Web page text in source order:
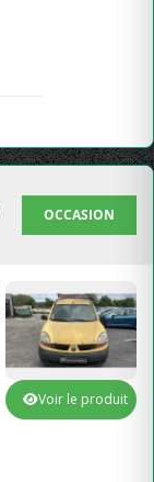
OCCASION
Voir le produit